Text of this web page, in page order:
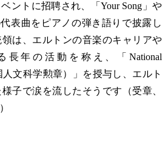
ントに招聘され、「Your Song」や
代表曲をピアノの弾き語りで披露し
は、エルトンの音楽のキャリアや
長年の活動を称え、「National
人文科学勲章）」を授与し、エルト
子で涙を流したそうです（受章、